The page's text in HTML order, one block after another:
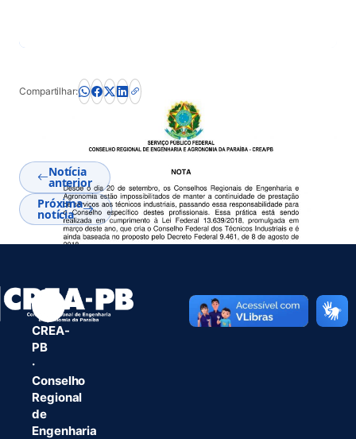
Compartilhar:
Notícia
anterior
Próxima
notícia
CREA-
PB
·
Conselho
Regional
de
Engenharia